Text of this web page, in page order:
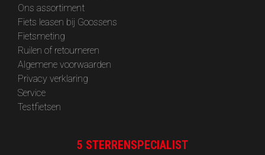
Ons assortiment
Fiets leasen bij Goossens
Fietsmeting
Ruilen of retourneren
Algemene voorwaarden
Privacy verklaring
Service
Testfietsen
5 STERRENSPECIALIST